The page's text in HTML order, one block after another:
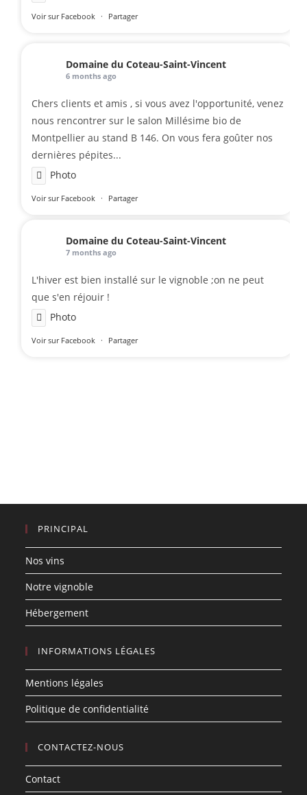
Voir sur Facebook · Partager
Domaine du Coteau-Saint-Vincent
6 months ago
Chers clients et amis , si vous avez l'opportunité, venez
nous rencontrer sur le salon Millésime bio de
Montpellier au stand B 146. On vous fera goûter nos
dernières pépites...
Photo
Voir sur Facebook · Partager
Domaine du Coteau-Saint-Vincent
7 months ago
L'hiver est bien installé sur le vignoble ;on ne peut
que s'en réjouir !
Photo
Voir sur Facebook · Partager
PRINCIPAL
Nos vins
Notre vignoble
Hébergement
INFORMATIONS LÉGALES
Mentions légales
Politique de confidentialité
CONTACTEZ-NOUS
Contact